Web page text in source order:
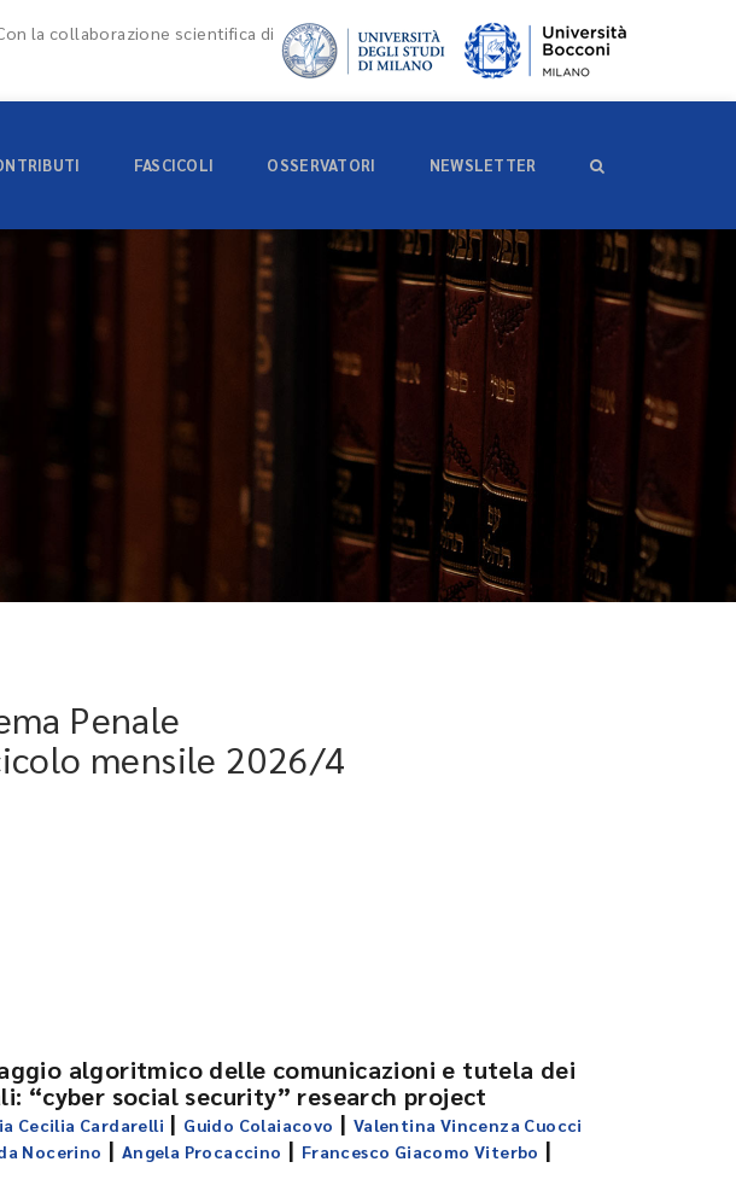
la collaborazione scientifica di
FASCICOLI OSSERVATORI NEWSLETTER
Penale
mensile 2026/4
algoritmico delle comunicazioni e tutela dei
“cyber social security” research project
Cecilia Cardarelli | Guido Colaiacovo | Valentina Vincenza Cuocci
Nocerino | Angela Procaccino | Francesco Giacomo Viterbo |